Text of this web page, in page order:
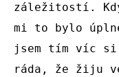
záležitostí.
mi to bylo
jsem tím víc si
ráda, že žiju